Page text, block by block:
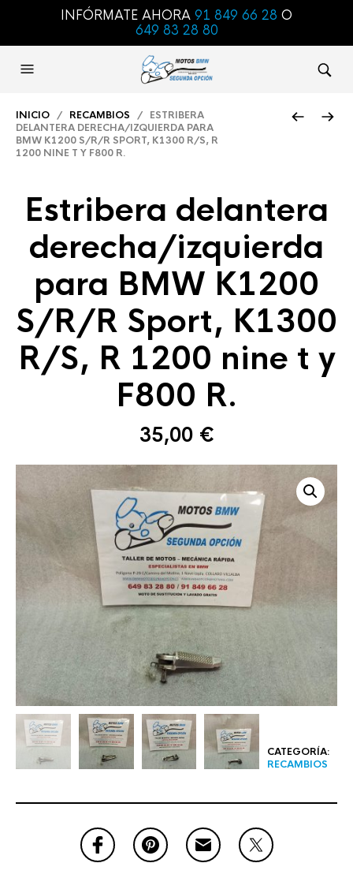
INFÓRMATE AHORA 91 849 66 28 O
649 83 28 80
INICIO / RECAMBIOS / ESTRIBERA
DELANTERA DERECHA/IZQUIERDA PARA
BMW K1200 S/R/R SPORT, K1300 R/S, R
1200 NINE T Y F800 R.
Estribera delantera
derecha/izquierda
para BMW K1200
S/R/R Sport, K1300
R/S, R 1200 nine t y
F800 R.
35,00 €
CATEGORÍA:
RECAMBIOS